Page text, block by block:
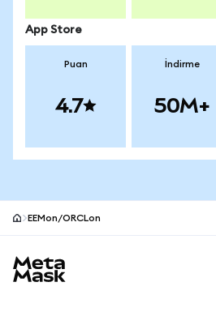
App Store
Puan
4.7
İndirme
50M+
EEMon/ORCLon